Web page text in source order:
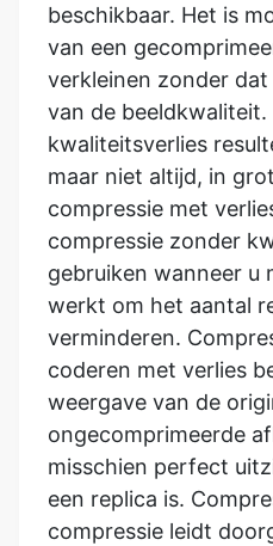
van de
kwaliteitsverlies
maar niet altijd, in
compressie met
compressie zonder
gebruiken wanneer u
werkt om het aantal
verminderen.
coderen met verlies
weergave van de
ongecomprimeerde
misschien perfect
een replica is.
compressie leidt
bestandsgroottes in
compressie zonder